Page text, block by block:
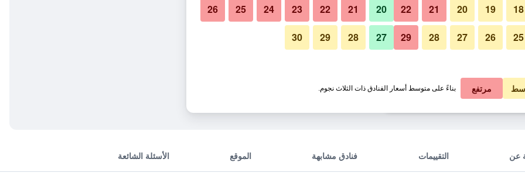
﷼ عرض الصفقة
﷼ عرض الصفقة صور لـ فندق إنترسيتي هامبورغ ألتونا
عن التقييمات فنادق مشابهة الموقع الأسئلة الشائعة
18
19
20
21
22
25
26
27
28
29
20
21
22
23
24
25
26
27
28
29
30
مرتفع بناءً على متوسط أسعار الفنادق ذات الثلاث نجوم.